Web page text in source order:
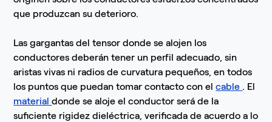
que produzcan su deterioro.
Las gargantas del tensor donde se alojen los
conductores deberán tener un perfil adecuado, sin
aristas vivas ni radios de curvatura pequeños, en todos
los puntos que puedan tomar contacto con elcable . El
materialdonde se aloje el conductor será de la
suficiente rigidez dieléctrica, verificada de acuerdo a lo